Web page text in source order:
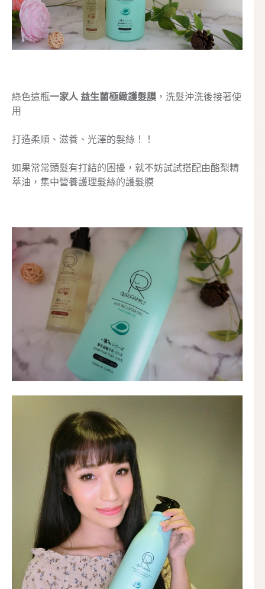
綠色這瓶一家人 益生菌極緻護髮膜 ，洗髮沖洗後接著使
用
打造柔順、滋養、光澤的髮絲！！
如果常常頭髮有打結的困擾，就不妨試試搭配由酪梨精
萃油，集中營養護理髮絲的護髮膜